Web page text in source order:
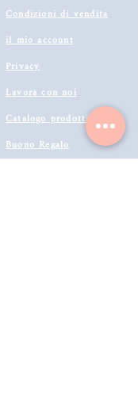
Condizioni di vendita
il mio account
Privacy
Lavora con noi
Catalogo prodotti 2022
Buono Regalo